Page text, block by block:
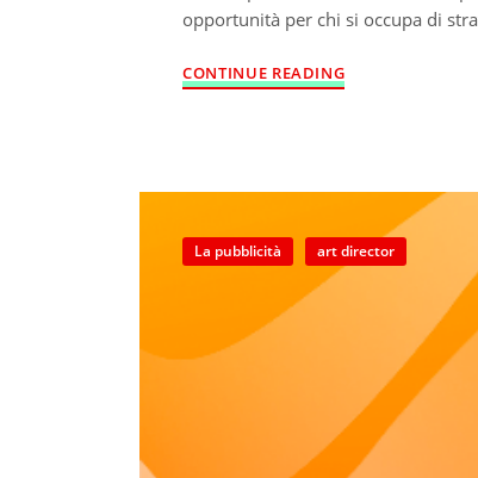
opportunità per chi si occupa di
CONTINUE READING
La pubblicità art director